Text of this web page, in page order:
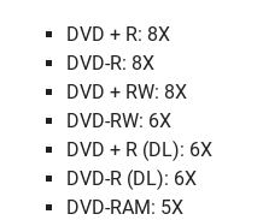
DVD + R: 8X
DVD-R: 8X
DVD + RW: 8X
DVD-RW: 6X
DVD + R (DL): 6X
DVD-R (DL): 6X
DVD-RAM: 5X